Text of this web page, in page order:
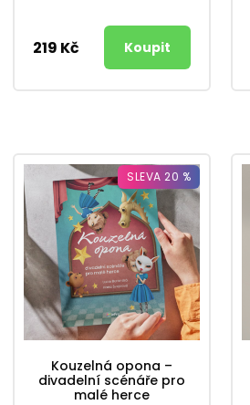
219 Kč
SLEVA 20 %
Kouzelná opona –
divadelní scénáře pro
malé herce